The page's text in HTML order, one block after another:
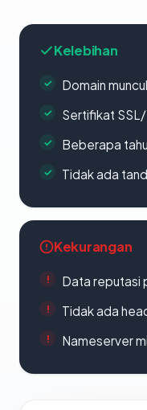
Kelebihan
Domain
Sertifikat
Beberapa
Tidak ada
Kekurangan
Data reputasi
Tidak ada
Nameserver